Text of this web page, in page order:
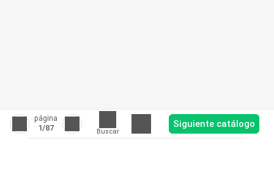
página
1/87 Buscar
Siguiente catálogo